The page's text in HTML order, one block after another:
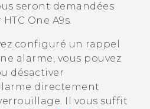
seront demandées
HTC One A9s.
configuré un rappel
alarme, vous pouvez
désactiver
directement
Il vous suffit